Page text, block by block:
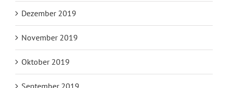
Dezember 2019
November 2019
Oktober 2019
September 2019